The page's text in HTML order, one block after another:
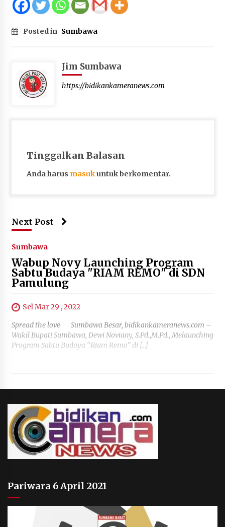
Posted in Sumbawa
Jim Sumbawa
https://bidikankameranews.com
Tinggalkan Balasan
Anda harus masukuntuk berkomentar.
Next Post
Sumbawa
Wabup Novy Launching Program
Sabtu Budaya "RIAM REMO" di SDN
Pamulung
Sel Mar 29 , 2022
Spread the love Sumbawa Besar, bidikankameranews.com –
Wakil Bupati Sumbawa, Dewi Noviany, S.Pd.,M.Pd., Melaunching
Program Sabtu Budaya “Riam Remo” di […]
Pariwara 6 April 2021